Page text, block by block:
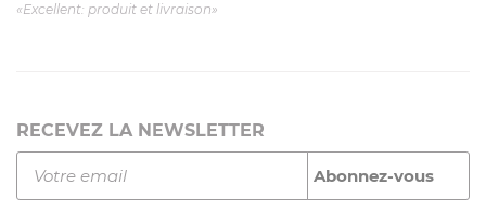
«Excellent: produit et livraison»
RECEVEZ LA NEWSLETTER